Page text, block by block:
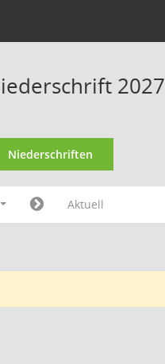
2027
Niederschriften
Aktuell